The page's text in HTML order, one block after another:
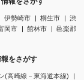
伊勢崎市 桐生市
渋
岡市 館林市
邑楽郡
をさがす
(高崎線－東海道本線)